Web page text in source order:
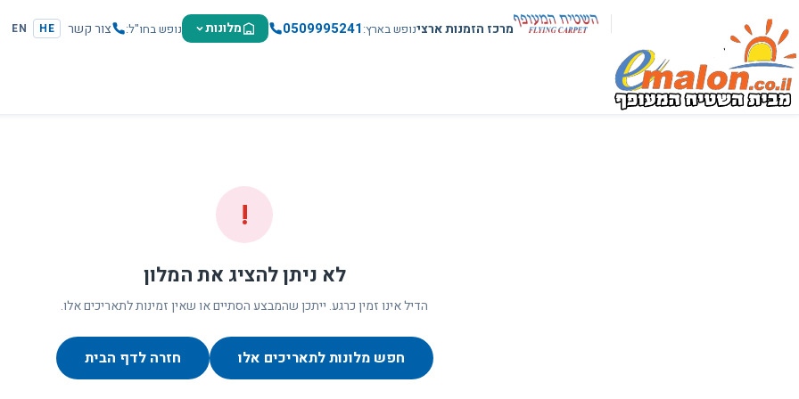
מרכז הזמנות ארצינופש בארץ 0509995241 מלונות נופש בחו"ל צור קשר HE
EN
!
לא ניתן להציג את המלון
הדיל אינו זמין כרגע. ייתכן שהמבצע הסתיים או שאין זמינות לתאריכים אלו.
חפש מלונות לתאריכים אלו חזרה לדף הבית